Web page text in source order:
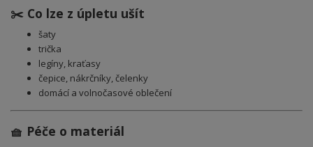
✂️ Co lze z úpletu ušít
šaty
trička
legíny, kraťasy
čepice, nákrčníky, čelenky
domácí a volnočasové oblečení
🧺 Péče o materiál